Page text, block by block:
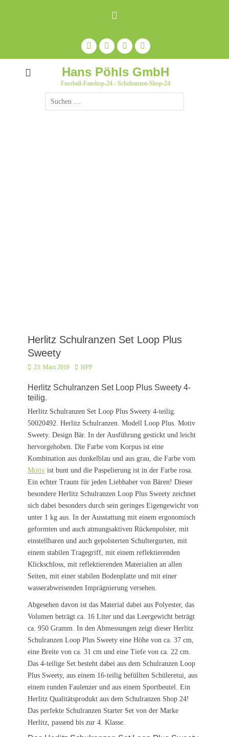
Facebook
Feed
Auf
Pinterest
pinnen
YouTube
Hans Pöhls GmbH
Fussball-Fanshop-24 - Schulranzen-Shop-24
Suche
nach:
Herlitz Schulranzen Set Loop Plus
Sweety
Posted
23. März 2019 Autor
HPP
Herlitz Schulranzen Set Loop Plus Sweety 4-
teilig.
Herlitz Schulranzen Set Loop Plus Sweety 4-teilig.
50020492. Herlitz Schulranzen. Modell Loop Plus. Motiv
Sweety. Design Bär. In der Ausführung gestickt und leicht
hervorgehoben. Die Farbe vom Korpus ist eine
Kombination aus dunkelblau und aus grau, die Farbe vom
Motiv ist bunt und die Paspelierung ist in der Farbe rosa.
Ein echter Traum für jeden Liebhaber von Bären! Dieser
besondere Herlitz Schulranzen Loop Plus Sweety zeichnet
sich dabei besonders durch sein geringes Eigengewicht von
unter 1 kg aus. In der Ausstattung mit einem ergonomisch
geformten und auch atmungsaktiven Rückenpolster, mit
einstellbaren und auch gepolsterten Schultergurten, mit
einem stabilen Tragegriff, mit einem reflektierenden
Klickschloss, mit reflektierenden Materialien an allen
Seiten, mit einer stabilen Bodenplatte und mit einer
wasserabweisenden Imprägnierung versehen.
Abgesehen davon ist das Material dabei aus Polyester, das
Volumen beträgt ca. 16 Liter und das Leergewicht beträgt
ca. 950 Gramm. In den Abmessungen zeigt dieser Herlitz
Schulranzen Loop Plus Sweety eine Höhe von ca. 37 cm,
eine Breite von ca. 31 cm und eine Tiefe von ca. 22 cm.
Das 4-teilige Set besteht dabei aus dem Schulranzen Loop
Plus Sweety, aus einem 16-teilig befüllten Schüleretui, aus
einem runden Faulenzer und aus einem Sportbeutel. Ein
Herlitz Qualitätsprodukt aus dem Schulranzen Shop 24!
Das perfekte Schulranzen Starter Set von der Marke
Herlitz, passend bis zur 4. Klasse.